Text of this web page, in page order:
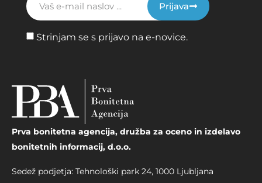
Strinjam se s prijavo na e-novice.
Prijava
Prva bonitetna agencija, družba za oceno in izdelavo
bonitetnih informacij, d.o.o.
Sedež podjetja: Tehnološki park 24, 1000 Ljubljana